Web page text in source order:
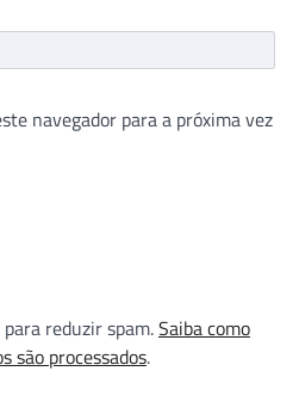
navegador para a próxima vez
reduzir spam.Saiba como
são processados.